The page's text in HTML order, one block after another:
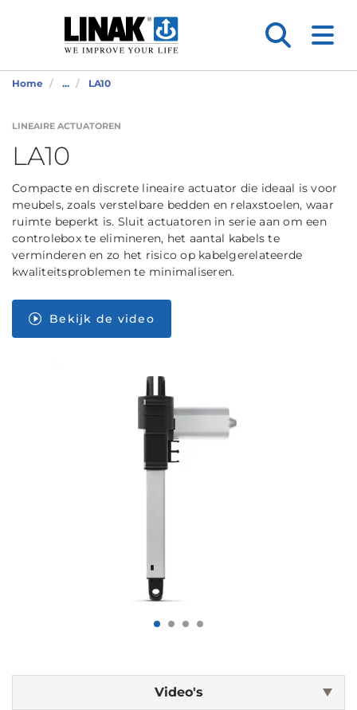
Home ... LA10
LINEAIRE ACTUATOREN
LA10
Compacte en discrete lineaire actuator die ideaal is voor
meubels, zoals verstelbare bedden en relaxstoelen, waar
ruimte beperkt is. Sluit actuatoren in serie aan om een
controlebox te elimineren, het aantal kabels te
verminderen en zo het risico op kabelgerelateerde
kwaliteitsproblemen te minimaliseren.
Bekijk de video
Video's